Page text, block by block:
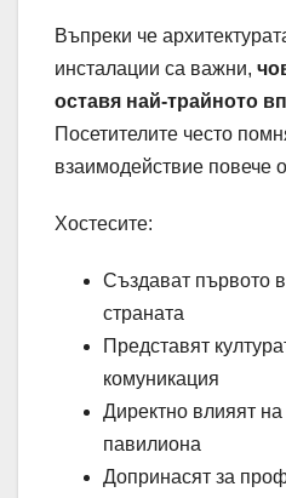
Въпреки че
инсталации са важни,
оставя най-трайното
Посетителите често
взаимодействие повече
Хостесите:
Създават първото
страната
Представят
комуникация
Директно влияят
павилиона
Допринасят за